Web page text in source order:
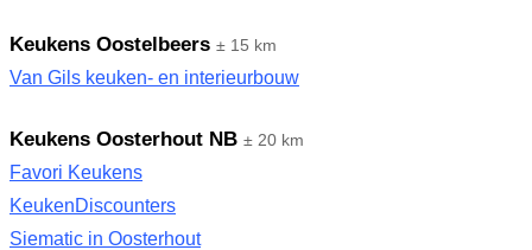
Keukens Oostelbeers ± 15 km
Van Gils keuken- en interieurbouw
Keukens Oosterhout NB ± 20 km
Favori Keukens
KeukenDiscounters
Siematic in Oosterhout